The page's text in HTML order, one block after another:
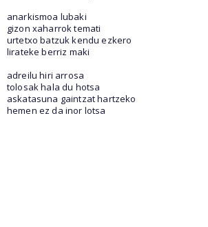
anarkismoa lubaki
gizon xaharrok temati
urtetxo batzuk kendu ezkero
lirateke berriz maki
adreilu hiri arrosa
tolosak hala du hotsa
askatasuna gaintzat hartzeko
hemen ez da inor lotsa